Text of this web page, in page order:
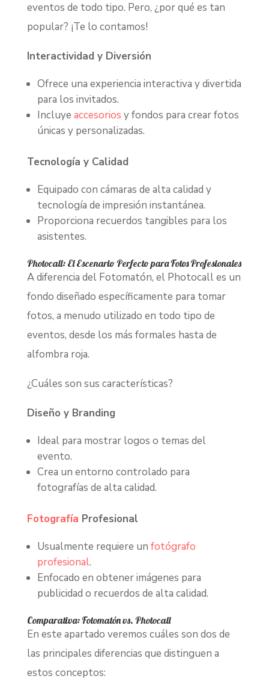
eventos de todo tipo. Pero, ¿por qué es tan
popular? ¡Te lo contamos!
Interactividad y Diversión
Ofrece una experiencia interactiva y divertida
para los invitados.
Incluye accesorios y fondos para crear fotos
únicas y personalizadas.
Tecnología y Calidad
Equipado con cámaras de alta calidad y
tecnología de impresión instantánea.
Proporciona recuerdos tangibles para los
asistentes.
Photocall: El Escenario Perfecto para Fotos Profesionales
A diferencia del Fotomatón, el Photocall es un
fondo diseñado específicamente para tomar
fotos, a menudo utilizado en todo tipo de
eventos, desde los más formales hasta de
alfombra roja.
¿Cuáles son sus características?
Diseño y Branding
Ideal para mostrar logos o temas del
evento.
Crea un entorno controlado para
fotografías de alta calidad.
Fotografía Profesional
Usualmente requiere un fotógrafo
profesional.
Enfocado en obtener imágenes para
publicidad o recuerdos de alta calidad.
Comparativa: Fotomatón vs. Photocall
En este apartado veremos cuáles son dos de
las principales diferencias que distinguen a
estos conceptos: